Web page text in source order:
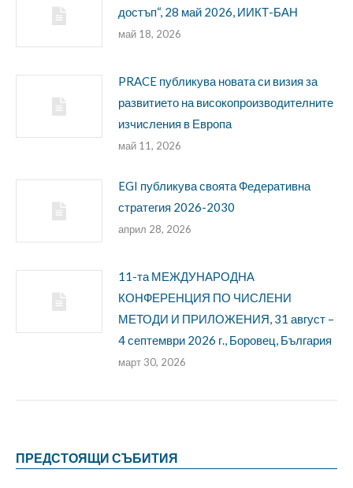
достъп“, 28 май 2026, ИИКТ-БАН
май 18, 2026
PRACE публикува новата си визия за
развитието на високопроизводителните
изчисления в Европа
май 11, 2026
EGI публикува своята Федеративна
стратегия 2026-2030
април 28, 2026
11-та МЕЖДУНАРОДНА
КОНФЕРЕНЦИЯ ПО ЧИСЛЕНИ
МЕТОДИ И ПРИЛОЖЕНИЯ, 31 август –
4 септември 2026 г., Боровец, България
март 30, 2026
ПРЕДСТОЯЩИ СЪБИТИЯ